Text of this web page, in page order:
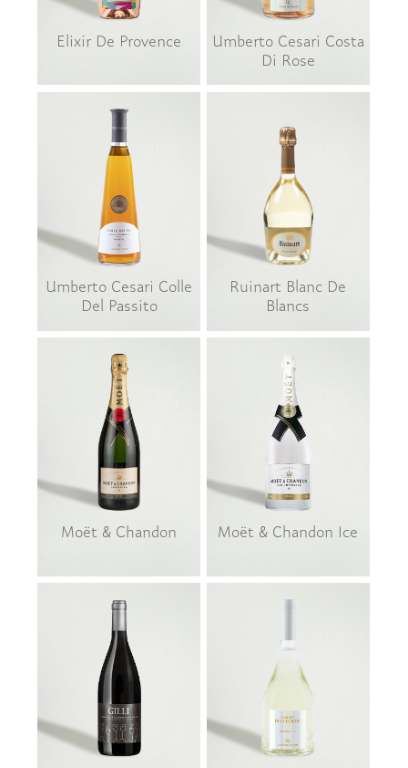
Elixir De Provence
Umberto Cesari Costa
Di Rose
Umberto Cesari Colle
Del Passito
Ruinart Blanc De
Blancs
Moët & Chandon Moët & Chandon Ice